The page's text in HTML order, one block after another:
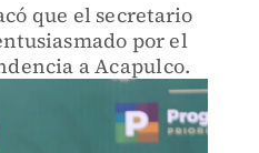
que el secretario
a Acapulco.